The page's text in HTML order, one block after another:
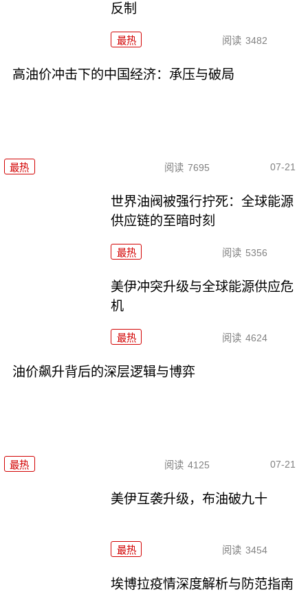
反制
最热 阅读 3482
高油价冲击下的中国经济：承压与破局
最热 阅读 7695 07-21
世界油阀被强行拧死：全球能源
供应链的至暗时刻
最热 阅读 5356
美伊冲突升级与全球能源供应危
机
最热 阅读 4624
油价飙升背后的深层逻辑与博弈
最热 阅读 4125 07-21
美伊互袭升级，布油破九十
最热 阅读 3454
埃博拉疫情深度解析与防范指南